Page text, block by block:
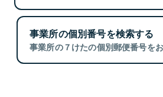
事業所の個別番号を検索する
事業所の７けたの個別郵便番号をお